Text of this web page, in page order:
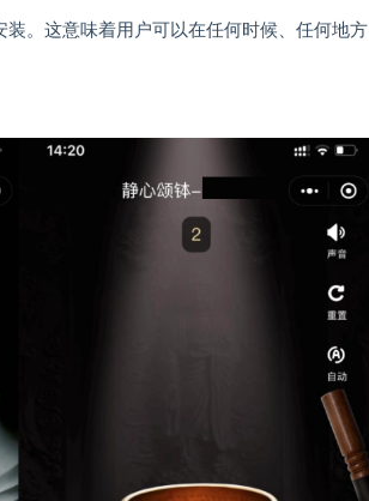
。这意味着用户可以在任何时候、任何地方